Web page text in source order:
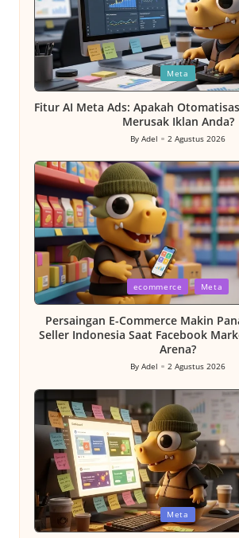
Posted
in
Meta
Fitur AI Meta Ads: Apakah
Merusak Iklan Anda?
Posted
by
By Adel 2 Agustus 2026
Posted
in
ecommerce Meta
Persaingan E-Commerce Makin
Seller Indonesia Saat Facebook
Arena?
Posted
by
By Adel 2 Agustus 2026
Posted
in
Meta